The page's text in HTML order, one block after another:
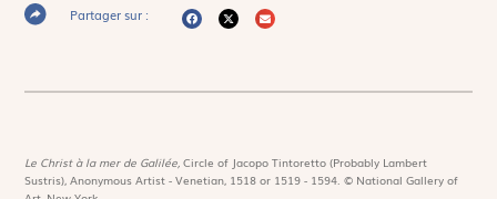
Partager sur :
Le Christ à la mer de Galilée,Circle of Jacopo Tintoretto (Probably Lambert
Sustris), Anonymous Artist - Venetian, 1518 or 1519 - 1594. © National Gallery of